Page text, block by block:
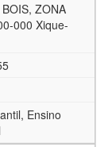
ZONA
000 Xique-
Ensino